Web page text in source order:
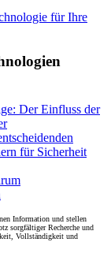
für Ihre
Der Einfluss der
für Sicherheit
Information und stellen
sorgfältiger Recherche und
Vollständigkeit und